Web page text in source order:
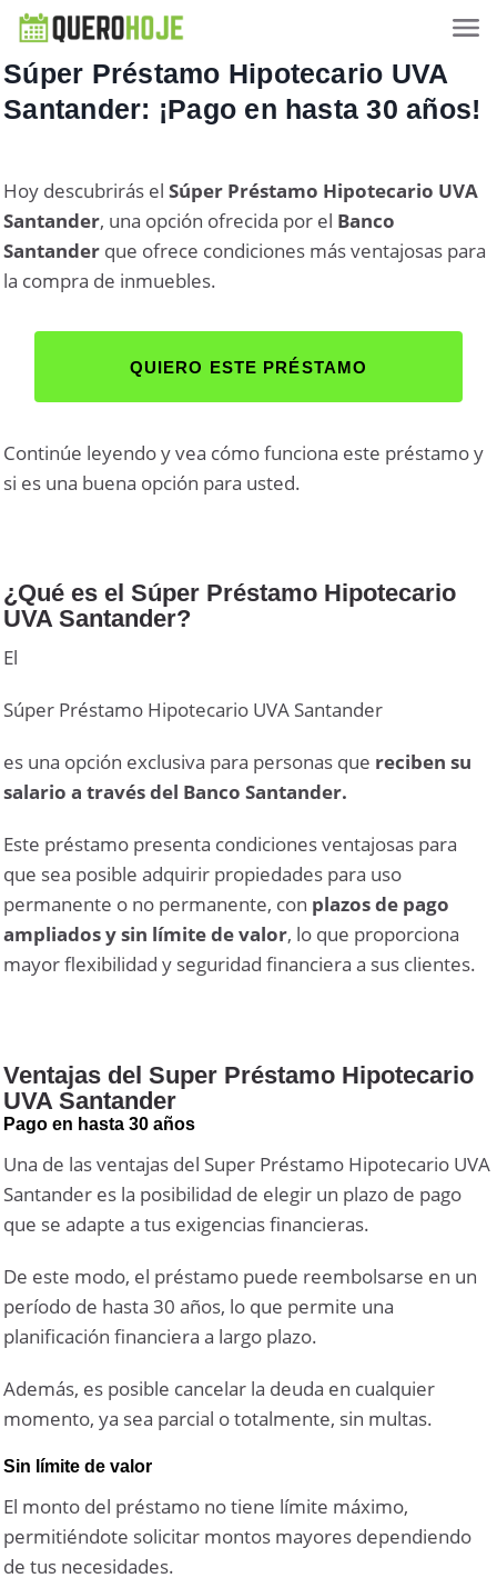
Súper Préstamo Hipotecario UVA
Santander: ¡Pago en hasta 30 años!
Hoy descubrirás el Súper Préstamo Hipotecario UVA
Santander, una opción ofrecida por el Banco
Santander que ofrece condiciones más ventajosas para
la compra de inmuebles.
QUIERO ESTE PRÉSTAMO
Continúe leyendo y vea cómo funciona este préstamo y
si es una buena opción para usted.
¿Qué es el Súper Préstamo Hipotecario
UVA Santander?
El
Súper Préstamo Hipotecario UVA Santander
es una opción exclusiva para personas que reciben su
salario a través del Banco Santander.
Este préstamo presenta condiciones ventajosas para
que sea posible adquirir propiedades para uso
permanente o no permanente, con plazos de pago
ampliados y sin límite de valor, lo que proporciona
mayor flexibilidad y seguridad financiera a sus clientes.
Ventajas del Super Préstamo Hipotecario
UVA Santander
Pago en hasta 30 años
Una de las ventajas del Super Préstamo Hipotecario UVA
Santander es la posibilidad de elegir un plazo de pago
que se adapte a tus exigencias financieras.
De este modo, el préstamo puede reembolsarse en un
período de hasta 30 años, lo que permite una
planificación financiera a largo plazo.
Además, es posible cancelar la deuda en cualquier
momento, ya sea parcial o totalmente, sin multas.
Sin límite de valor
El monto del préstamo no tiene límite máximo,
permitiéndote solicitar montos mayores dependiendo
de tus necesidades.